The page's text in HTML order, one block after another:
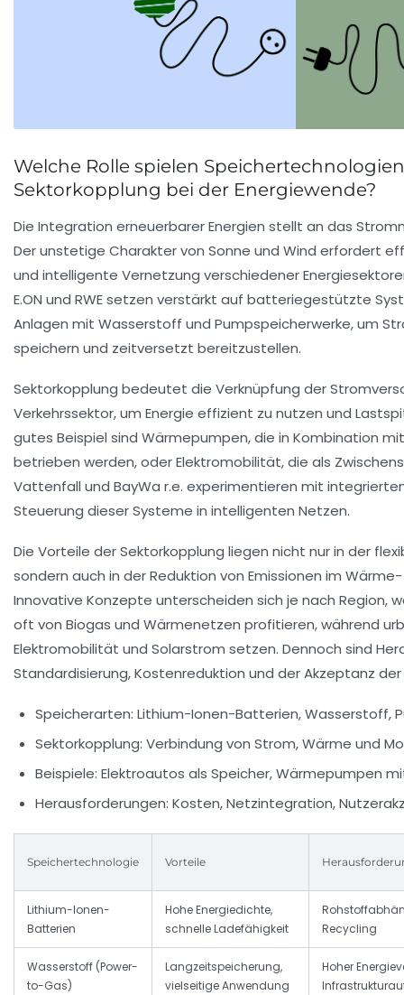
Welche Rolle spielen
Sektorkopplung bei der Energiewende?
Die Integration erneuerbarer Energien stellt an das
Der unstetige Charakter von Sonne und Wind erfordert
und intelligente Vernetzung verschiedener
E.ON und RWE setzen verstärkt auf batteriegestützte
Anlagen mit Wasserstoff und Pumpspeicherwerke, um
speichern und zeitversetzt bereitzustellen.
Sektorkopplung bedeutet die Verknüpfung der
Verkehrssektor, um Energie effizient zu nutzen und
gutes Beispiel sind Wärmepumpen, die in Kombination
betrieben werden, oder Elektromobilität, die als
Vattenfall und BayWa r.e. experimentieren mit
Steuerung dieser Systeme in intelligenten Netzen.
Die Vorteile der Sektorkopplung liegen nicht nur in der
sondern auch in der Reduktion von Emissionen im
Innovative Konzepte unterscheiden sich je nach Region,
oft von Biogas und Wärmenetzen profitieren, während
Elektromobilität und Solarstrom setzen. Dennoch sind
Standardisierung, Kostenreduktion und der Akzeptanz
Speicherarten: Lithium-Ionen-Batterien, Wasserstoff,
Sektorkopplung: Verbindung von Strom, Wärme und
Beispiele: Elektroautos als Speicher, Wärmepumpen
Herausforderungen: Kosten, Netzintegration,
Speichertechnologie Vorteile
Lithium-Ionen-
Batterien
Hohe Energiedichte,
schnelle Ladefähigkeit
Recycling
Wasserstoff (Power-
to-Gas)
Langzeitspeicherung,
vielseitige Anwendung
Hoher